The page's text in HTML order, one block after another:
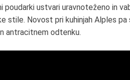
poudarki ustvari uravnoteženo in
stile. Novost pri kuhinjah Alples
antracitnem odtenku.